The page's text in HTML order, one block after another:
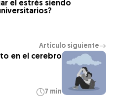
el estrés siendo
Artículo siguiente→
en el cerebro
7 min